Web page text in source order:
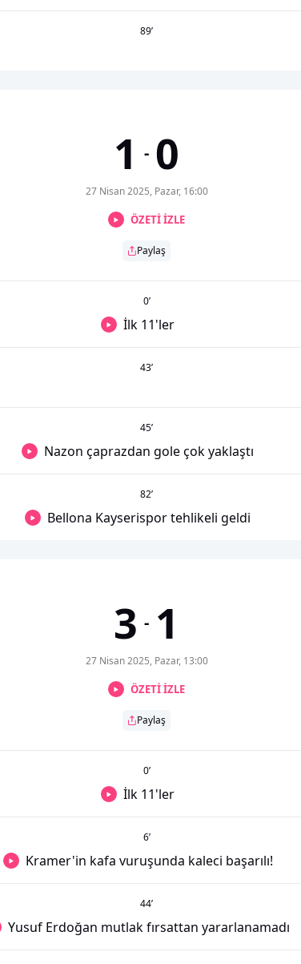
89’
1 - 0
27 Nisan 2025, Pazar, 16:00
ÖZETİ İZLE
Paylaş
0’
İlk 11'ler
43’
45’
Nazon çaprazdan gole çok yaklaştı
82’
Bellona Kayserispor tehlikeli geldi
3 - 1
27 Nisan 2025, Pazar, 13:00
ÖZETİ İZLE
Paylaş
0’
İlk 11'ler
6’
Kramer'in kafa vuruşunda kaleci başarılı!
44’
Yusuf Erdoğan mutlak fırsattan yararlanamadı